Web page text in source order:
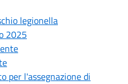
legionella
2025
per l'assegnazione di